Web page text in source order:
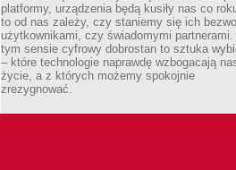
platformy, urządzenia będą kusiły nas co
to od nas zależy, czy staniemy się ich
użytkownikami, czy świadomymi partnerami.
tym sensie cyfrowy dobrostan to sztuka
– które technologie naprawdę wzbogacają
życie, a z których możemy spokojnie
zrezygnować.